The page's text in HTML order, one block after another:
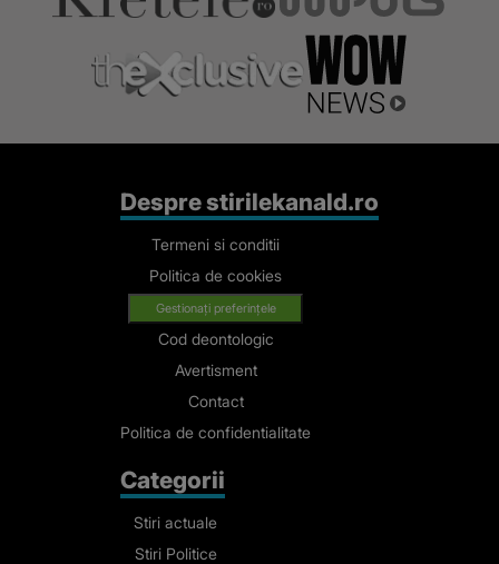
Despre stirilekanald.ro
Termeni si conditii
Politica de cookies
Gestionați preferințele
Cod deontologic
Avertisment
Contact
Politica de confidentialitate
Categorii
Stiri actuale
Stiri Politice